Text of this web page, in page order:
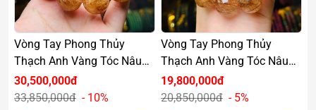
Vòng Tay Phong Thủy
Thạch Anh Vàng Tóc Nâu
18mm VIP
30,500,000đ
33,850,000đ - 10%
Vòng Tay Phong Thủy
Thạch Anh Vàng Tóc Nâu
14mm VIP
19,800,000đ
20,850,000đ - 5%